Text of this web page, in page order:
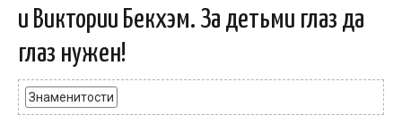
и Виктории Бекхэм. За детьми глаз да
глаз нужен!
Знаменитости